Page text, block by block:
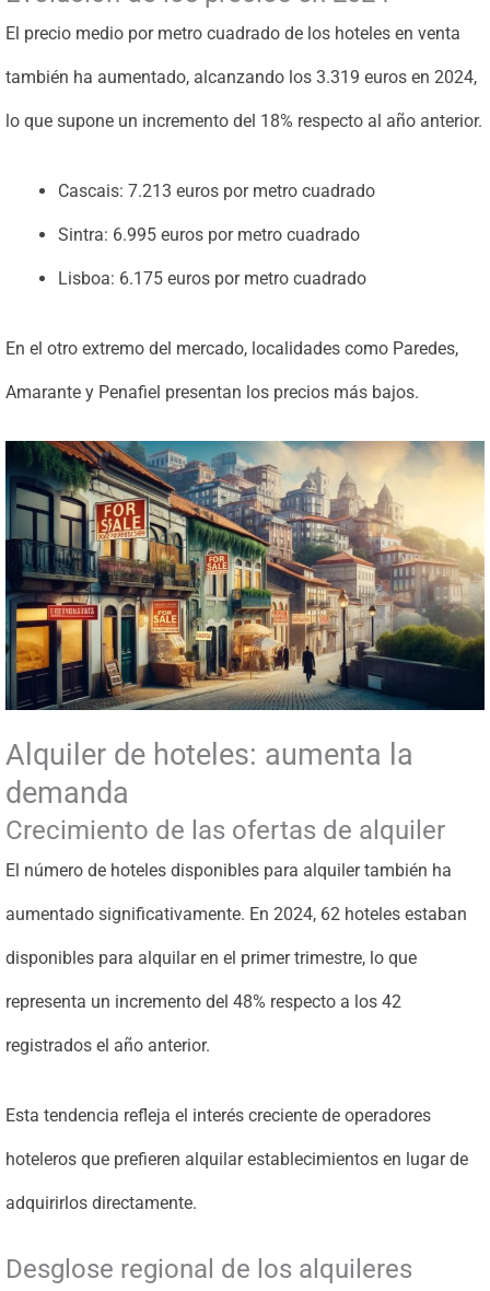
El precio medio por metro cuadrado de los hoteles en venta
también ha aumentado, alcanzando los 3.319 euros en 2024,
lo que supone un incremento del 18% respecto al año anterior.
Cascais: 7.213 euros por metro cuadrado
Sintra: 6.995 euros por metro cuadrado
Lisboa: 6.175 euros por metro cuadrado
En el otro extremo del mercado, localidades como Paredes,
Amarante y Penafiel presentan los precios más bajos.
Alquiler de hoteles: aumenta la
demanda
Crecimiento de las ofertas de alquiler
El número de hoteles disponibles para alquiler también ha
aumentado significativamente. En 2024, 62 hoteles estaban
disponibles para alquilar en el primer trimestre, lo que
representa un incremento del 48% respecto a los 42
registrados el año anterior.
Esta tendencia refleja el interés creciente de operadores
hoteleros que prefieren alquilar establecimientos en lugar de
adquirirlos directamente.
Desglose regional de los alquileres